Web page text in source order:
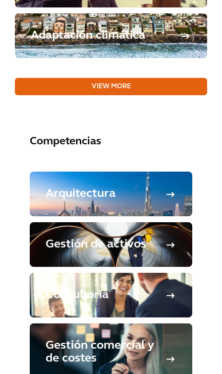
Adaptación climática
VIEW MORE
Competencias
Arquitectura
Gestión de activos
Consultoría
Gestión comercial y
de costes